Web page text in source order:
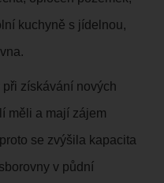
kuchyně s jídelnou,
získávání nových
měli a mají zájem
se zvýšila kapacita
v půdní